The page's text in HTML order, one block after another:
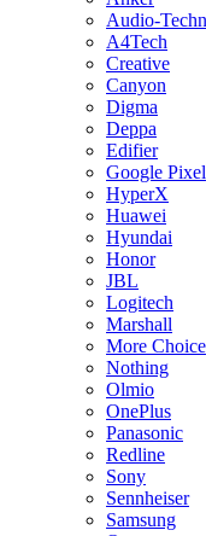
Audio-
A4Tech
Creative
Canyon
Digma
Deppa
Edifier
Google Pixel
HyperX
Huawei
Hyundai
Honor
JBL
Logitech
Marshall
More Choice
Nothing
Olmio
OnePlus
Panasonic
Redline
Sony
Sennheiser
Samsung